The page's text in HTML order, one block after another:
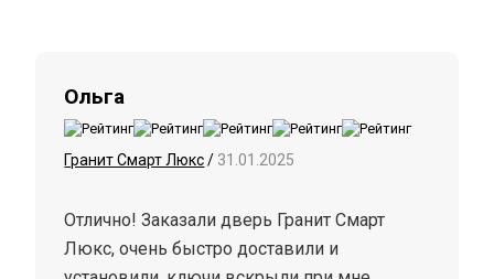
Ольга
Гранит Смарт Люкс/ 31.01.2025
Отлично! Заказали дверь Гранит Смарт
Люкс, очень быстро доставили и